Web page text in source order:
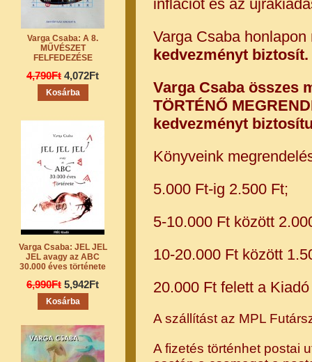
Varga Csaba: A 8.
MŰVÉSZET
FELFEDEZÉSE
4,790Ft 4,072Ft
Varga Csaba: JEL JEL
JEL avagy az ABC
30.000 éves története
6,990Ft 5,942Ft
inflációt és az
Varga Csaba
kedvezményt biztosít.
Varga Csaba összes
TÖRTÉNŐ
kedvezményt
Könyveink
5.000 Ft-ig 2.500 Ft;
5-10.000 Ft között
10-20.000 Ft között
20.000 Ft felett a
A szállítást az MPL
A fizetés történhet postai